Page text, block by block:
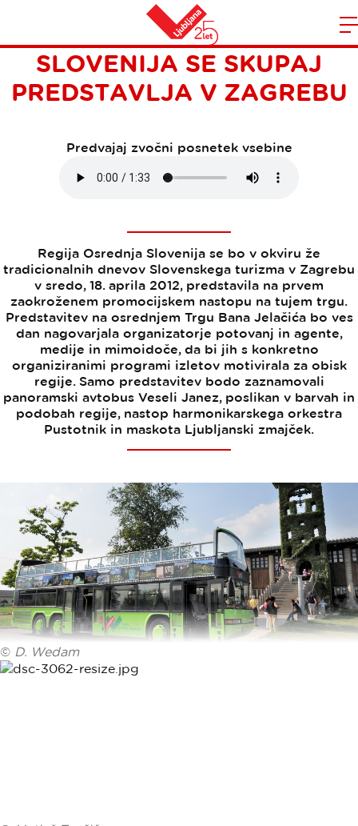
Domov
REGIJA OSREDNJA
SLOVENIJA SE SKUPAJ
PREDSTAVLJA V ZAGREBU
Predvajaj zvočni posnetek vsebine
Regija Osrednja Slovenija se bo v okviru že
tradicionalnih dnevov Slovenskega turizma v Zagrebu
v sredo, 18. aprila 2012, predstavila na prvem
zaokroženem promocijskem nastopu na tujem trgu.
Predstavitev na osrednjem Trgu Bana Jelačića bo ves
dan nagovarjala organizatorje potovanj in agente,
medije in mimoidoče, da bi jih s konkretno
organiziranimi programi izletov motivirala za obisk
regije. Samo predstavitev bodo zaznamovali
panoramski avtobus Veseli Janez, poslikan v barvah in
podobah regije, nastop harmonikarskega orkestra
Pustotnik in maskota Ljubljanski zmajček.
© D. Wedam